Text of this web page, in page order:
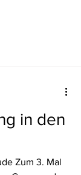
in den
Zum 3. Mal